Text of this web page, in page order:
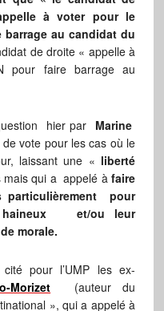
à voter pour le
au candidat du
de droite « appelle à
pour faire barrage au
hier par Marine
vote pour les cas où le
laissant une « liberté
mais qui a appelé àfaire
particulièrement pour
haineux et/ou leur
morale.
pour l’UMP les ex-
Morizet
(auteur du
», qui a appelé à